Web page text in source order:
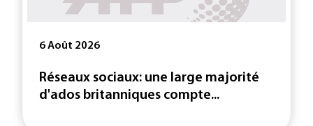
6 Août 2026
Réseaux sociaux: une large majorité
d'ados britanniques compte...